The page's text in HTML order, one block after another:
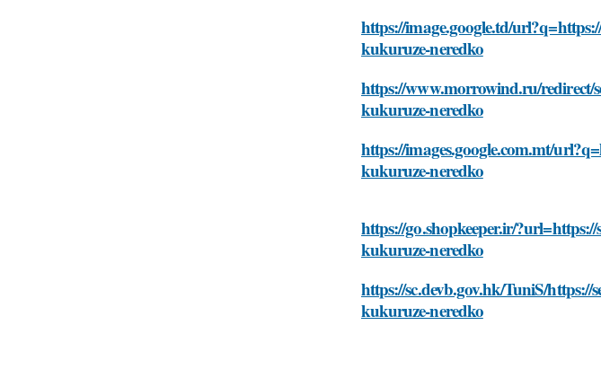
https://image.google.td/
kukuruze-neredko
https://www.morrowind.ru/redirect/
kukuruze-neredko
https://images.google.com.mt/
kukuruze-neredko
https://go.shopkeeper.ir/
kukuruze-neredko
https://sc.devb.gov.hk/TuniS/
kukuruze-neredko